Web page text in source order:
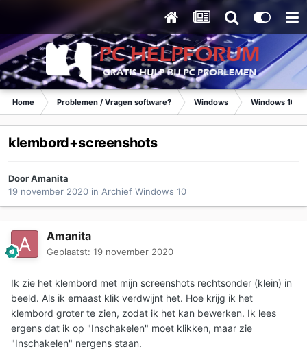
Home Problemen / Vragen software? Windows Windows 10
klembord+screenshots
DoorAmanita
19 november 2020 in Archief Windows 10
Amanita
Geplaatst: 19 november 2020
Ik zie het klembord met mijn screenshots rechtsonder (klein) in
beeld. Als ik ernaast klik verdwijnt het. Hoe krijg ik het
klembord groter te zien, zodat ik het kan bewerken. Ik lees
ergens dat ik op "Inschakelen" moet klikken, maar zie
"Inschakelen" nergens staan.